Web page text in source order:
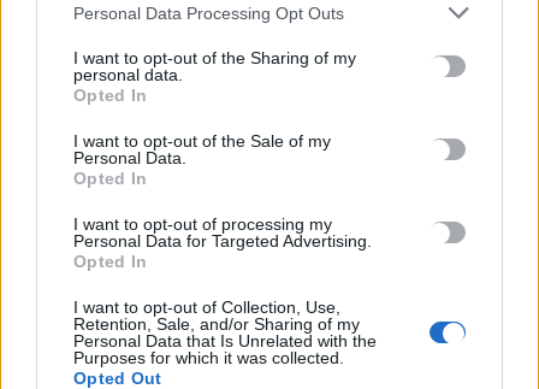
Personal Data Processing Opt Outs
I want to opt-out of the Sharing of my
personal data.
Opted In
I want to opt-out of the Sale of my
Personal Data.
Opted In
I want to opt-out of processing my
Personal Data for Targeted Advertising.
Opted In
I want to opt-out of Collection, Use,
Retention, Sale, and/or Sharing of my
Personal Data that Is Unrelated with the
Purposes for which it was collected.
Opted Out
Σαρακήνικο πήραν ο χειριστής και ο ιδιοκτήτης του
ελικοπτέρου
Υπό έλεγχο η πυρκαγιά στον Κουβαρά Αττικής, παραμένουν
10 Αυγούστου, 2026
Ενετικά Τείχη: Ο κόσμος “αγκαλιάζει” τα αναψυκτήρια
10 Αυγούστου, 2026